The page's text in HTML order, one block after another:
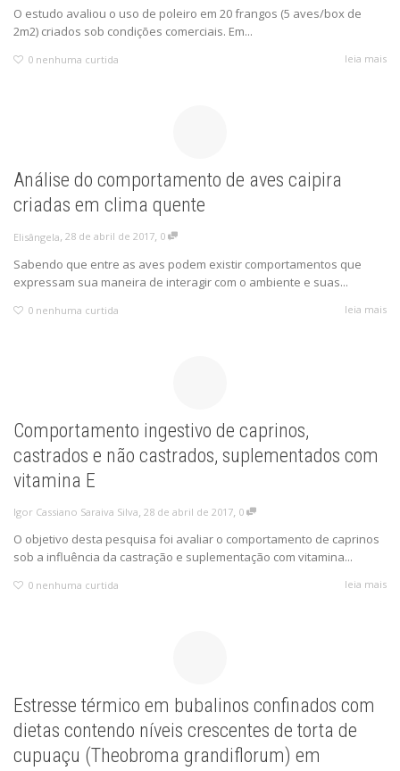
O estudo avaliou o uso de poleiro em 20 frangos (5 aves/box de
2m2) criados sob condições comerciais. Em...
0 nenhuma curtida leia mais
Análise do comportamento de aves caipira
criadas em clima quente
Elisângela, 28 de abril de 2017, 0
Sabendo que entre as aves podem existir comportamentos que
expressam sua maneira de interagir com o ambiente e suas...
0 nenhuma curtida leia mais
Comportamento ingestivo de caprinos,
castrados e não castrados, suplementados com
vitamina E
Igor Cassiano Saraiva Silva, 28 de abril de 2017, 0
O objetivo desta pesquisa foi avaliar o comportamento de caprinos
sob a influência da castração e suplementação com vitamina...
0 nenhuma curtida leia mais
Estresse térmico em bubalinos confinados com
dietas contendo níveis crescentes de torta de
cupuaçu (Theobroma grandiflorum) em